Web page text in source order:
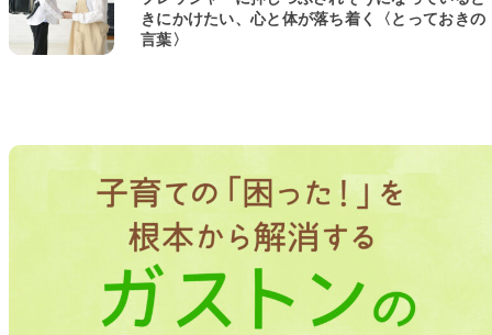
きにかけたい、心と体が落ち着く〈とっておきの
言葉〉